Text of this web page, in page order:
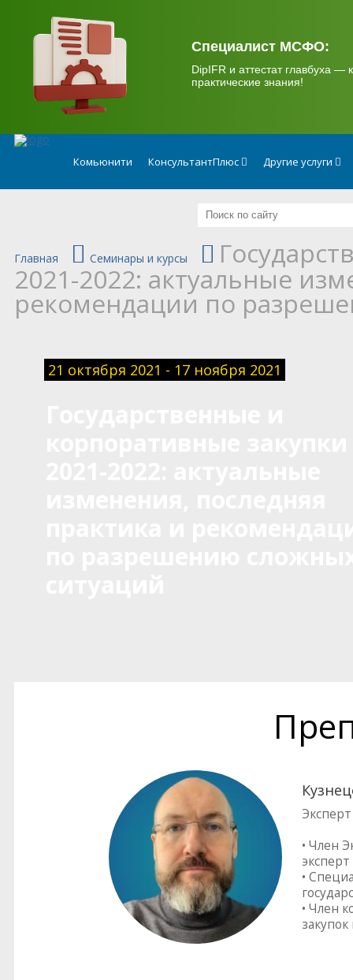
Специалист МСФО:
DipIFR и аттестат главбуха —
практические знания!
Комьюнити КонсультантПлюс Другие услуги
Главная Семинары и курсы
2021-2022: актуальные
рекомендации по
21 октября 2021 - 17 ноября 2021
• Член
•
• Член